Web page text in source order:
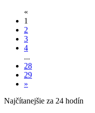
«
1
2
3
4
...
28
29
»
Najčítanejšie za 24 hodín